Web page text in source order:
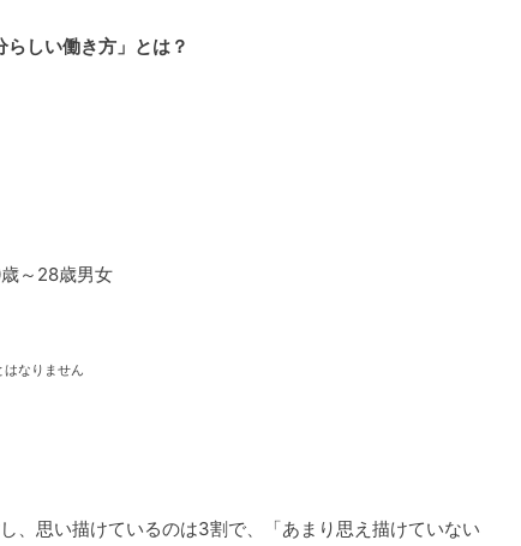
しい働き方」とは？
～28歳男女
なりません
、思い描けているのは3割で、「あまり思え描けていない